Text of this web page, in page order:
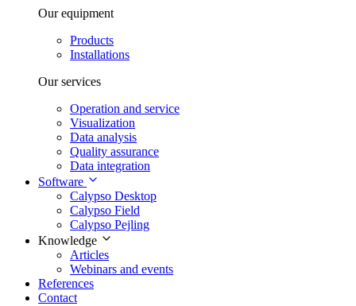
Our equipment
Products
Installations
Our services
Operation and service
Visualization
Data analysis
Quality assurance
Data integration
Software
Calypso Desktop
Calypso Field
Calypso Pejling
Knowledge
Articles
Webinars and events
References
Contact